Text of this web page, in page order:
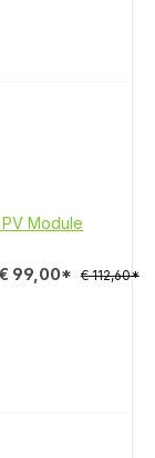
Module
99,00* € 112,60*